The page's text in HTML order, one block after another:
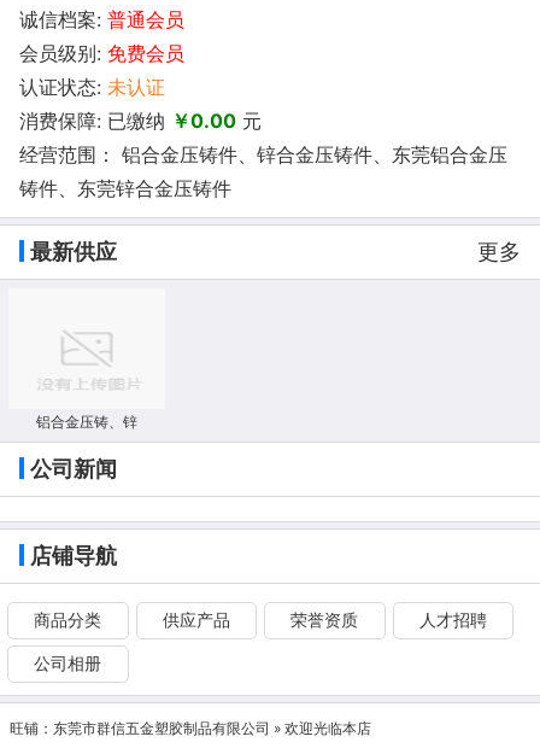
诚信档案: 普通会员
会员级别: 免费会员
认证状态: 未认证
消费保障: 已缴纳 ￥0.00 元
经营范围： 铝合金压铸件、锌合金压铸件、东莞铝合金压
铸件、东莞锌合金压铸件
最新供应 更多
铝合金压铸、锌
公司新闻
店铺导航
商品分类 供应产品 荣誉资质 人才招聘
公司相册
旺铺： 东莞市群信五金塑胶制品有限公司 » 欢迎光临本店